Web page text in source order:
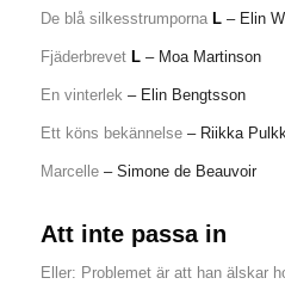
De blå silkesstrumporna L– Elin
Fjäderbrevet L– Moa Martinson
En vinterlek – Elin Bengtsson
Ett köns bekännelse– Riikka
Marcelle– Simone de Beauvoir
Att inte passa in
Eller: Problemet är att han älskar